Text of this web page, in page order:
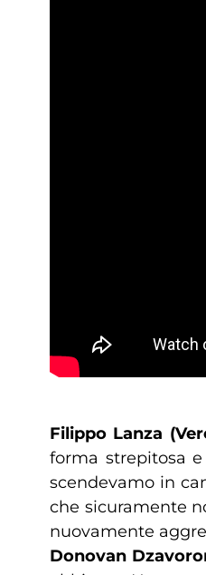
Filippo Lanza
forma strepitosa
scendevamo in
che sicuramente
nuovamente
Donovan